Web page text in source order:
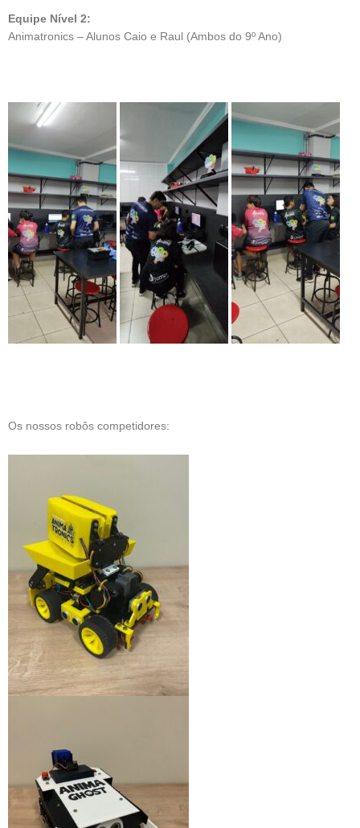
Equipe Nível 2:
Animatronics – Alunos Caio e Raul (Ambos do 9º Ano)
Os nossos robôs competidores: